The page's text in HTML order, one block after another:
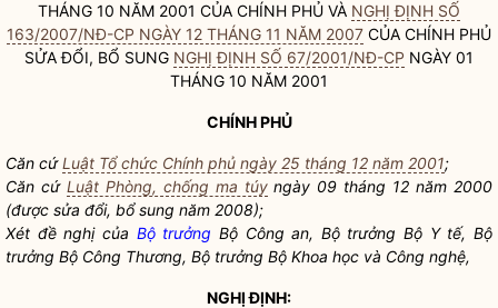
THÁNG 10 NĂM 2001 CỦA CHÍNH PHỦ VÀ NGHỊ ĐỊNH SỐ
163/2007/NĐ-CP NGÀY 12 THÁNG 11 NĂM 2007 CỦA CHÍNH PHỦ
SỬA ĐỔI, BỔ SUNG NGHỊ ĐỊNH SỐ 67/2001/NĐ-CP NGÀY 01
THÁNG 10 NĂM 2001
CHÍNH PHỦ
Căn cứLuật Tổ chức Chính phủ ngày 25 tháng 12 năm 2001;
Căn cứ Luật Phòng, chống ma túyngày 09 tháng 12 năm 2000
(được sửa đổi, bổ sung năm 2008);
Xét đề nghị của Bộ trưởng Bộ Công an, Bộ trưởng Bộ Y tế,Bộ
trưởng Bộ Công Thương, Bộ trưởng Bộ Khoa học và Công nghệ,
NGHỊ ĐỊNH: